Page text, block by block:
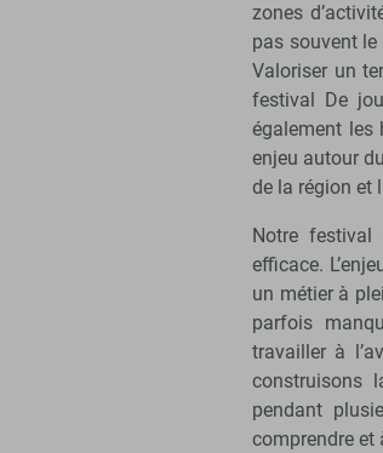
zones
pas souvent le
Valoriser un
festival De
également les
enjeu autour
de la région et
Notre festival
efficace.
un métier à
parfois
travailler à
construisons
pendant
comprendre et